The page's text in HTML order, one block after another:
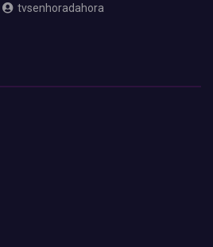
tvsenhoradahora